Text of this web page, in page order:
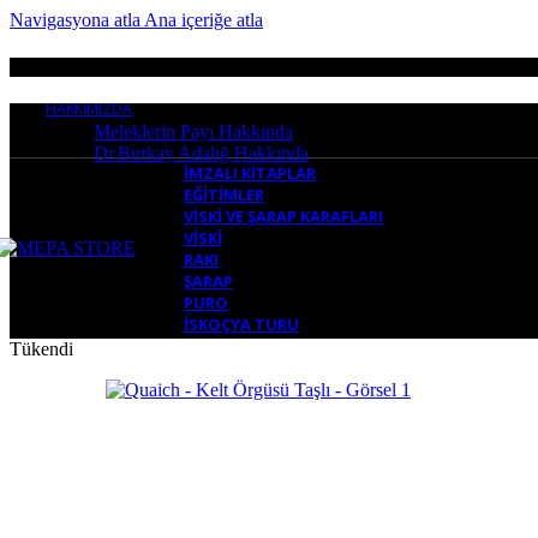
Navigasyona atla Ana içeriğe atla
HAKKIMIZDA
Meleklerin Payı Hakkında
Dr.Burkay Adalığ Hakkında
İMZALI KITAPLAR
EĞITIMLER
VISKI VE ŞARAP KARAFLARI
VISKI
RAKI
ŞARAP
PURO
İSKOÇYA TURU
Tükendi